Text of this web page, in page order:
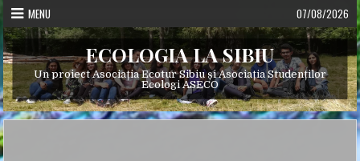
Skip
content
MENU 07/08/2026
ECOLOGIA LA SIBIU
Un proiect Asociația Ecotur Sibiu și Asociația Studenților
Ecologi ASECO